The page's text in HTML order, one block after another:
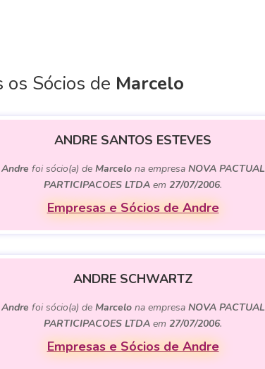
os Sócios de Marcelo
ANDRE SANTOS ESTEVES
Andre foi sócio(a) de Marcelona empresa NOVA PACTUAL
PARTICIPACOES LTDA em27/07/2006.
Empresas e Sócios de Andre
ANDRE SCHWARTZ
Andre foi sócio(a) de Marcelona empresa NOVA PACTUAL
PARTICIPACOES LTDA em27/07/2006.
Empresas e Sócios de Andre